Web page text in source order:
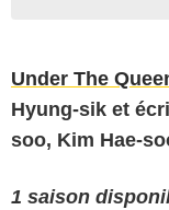
Under The
Hyung-sik et
soo, Kim Hae-
1 saison